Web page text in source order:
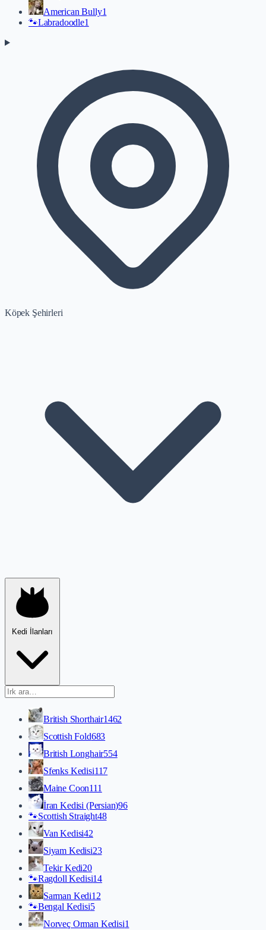
American Bully1
🐾Labradoodle1
Köpek Şehirleri
Kedi İlanları
British Shorthair1462
Scottish Fold683
British Longhair554
Sfenks Kedisi117
Maine Coon111
İran Kedisi (Persian)96
🐾Scottish Straight48
Van Kedisi42
Siyam Kedisi23
Tekir Kedi20
🐾Ragdoll Kedisi14
Sarman Kedi12
🐾Bengal Kedisi5
Norveç Orman Kedisi1